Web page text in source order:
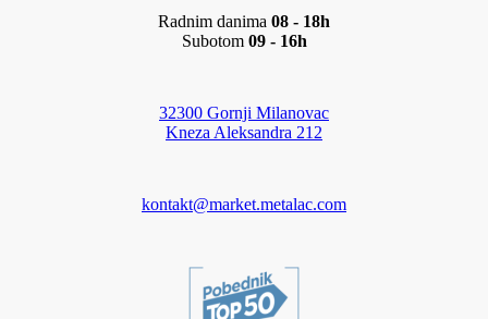
Radnim danima 08 - 18h
Subotom 09 - 16h
32300 Gornji Milanovac
Kneza Aleksandra 212
kontakt@market.metalac.com